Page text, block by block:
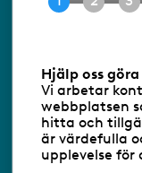
Följ oss via
Databasens
Hjälp oss
Vi arbetar
webbplatsen
hitta och
är värdefulla
upplevelse för